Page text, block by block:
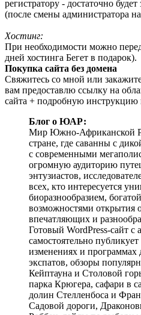
регистратору - достаточно
(после смены администратора
Хостинг:
При необходимости можно
дней хостинга Бегет в подарок).
Покупка сайта без домена
Свяжитесь со мной или
вам предоставлю ссылку на
сайта + подробную инструкцию
Блог о ЮАР:
Мир Южно-Африканской
стране, где саванны с
с современными
огромную аудиторию
энтузиастов,
всех, кто интересуется
биоразнообразием,
возможностями открытия
впечатляющих и
Готовый WordPress-сайт с
самостоятельно
изменениях и программах
экспатов, обзоры
Кейптауна и Столовой
парка Крюгера, сафари в
долин Стелленбоса и
Садовой дороги,